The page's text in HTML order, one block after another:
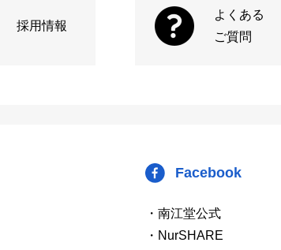
採用情報
よくある
ご質問
Facebook
・南江堂公式
・NurSHARE